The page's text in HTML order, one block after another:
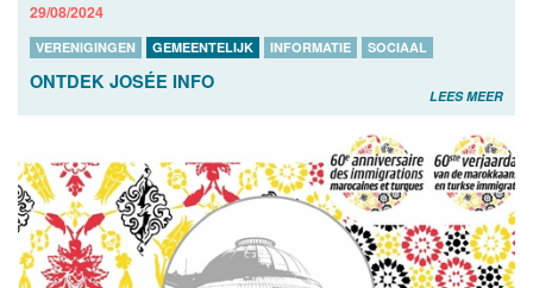
29/08/2024
VERENIGINGEN GEMEENTELIJK INFORMATIE SOCIAAL
ONTDEK JOSÉE INFO
LEES MEER